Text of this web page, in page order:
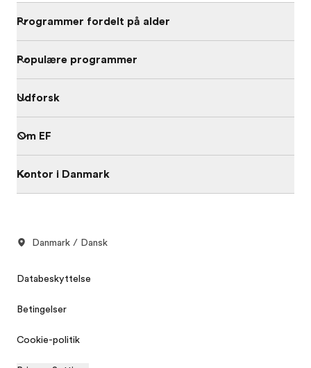
Programmer fordelt på alder
Populære programmer
Udforsk
Om EF
Kontor i Danmark
Danmark / Dansk
Databeskyttelse
Betingelser
Cookie-politik